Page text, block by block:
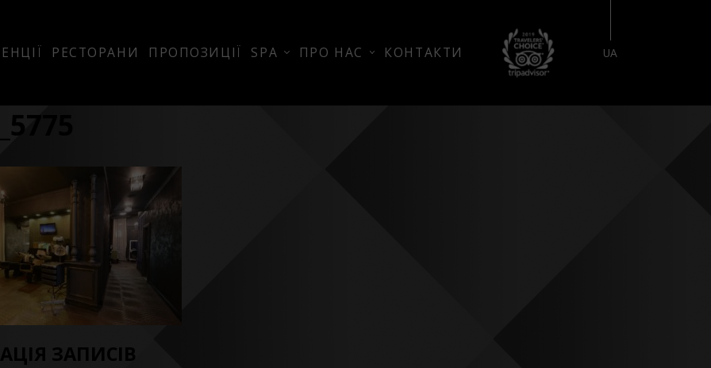
РЕСТОРАНИ ПРОПОЗИЦІЇ SPA ПРО НАС КОНТАКТИ UA
ЗАПИСІВ